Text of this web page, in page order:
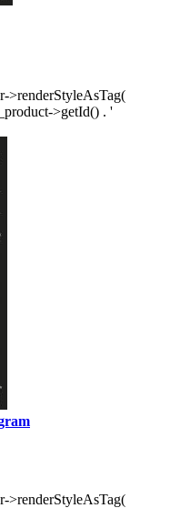
>renderStyleAsTag(
>getId() . '
>renderStyleAsTag(